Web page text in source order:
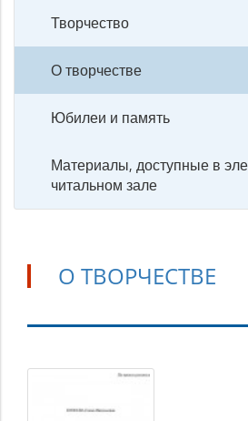
Творчество
О творчестве
Юбилеи и память
Материалы, доступные в
читальном зале
О ТВОРЧЕСТВЕ
О
творчестве